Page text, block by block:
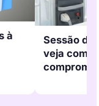
à
Sessão de
veja como